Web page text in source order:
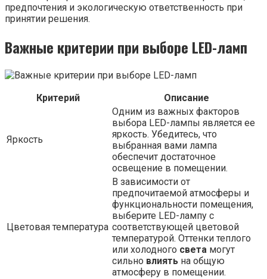
предпочтения и экологическую ответственность при
принятии решения.
Важные критерии при выборе LED-ламп
Критерий Описание
Яркость
Одним из важных факторов
выбора LED-лампы является ее
яркость. Убедитесь, что
выбранная вами лампа
обеспечит достаточное
освещение в помещении.
Цветовая температура
В зависимости от
предпочитаемой атмосферы и
функциональности помещения,
выберите LED-лампу с
соответствующей цветовой
температурой. Оттенки теплого
или холодного света могут
сильно влиять на общую
атмосферу в помещении.